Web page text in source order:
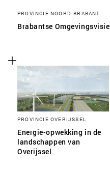
PROVINCIE NOORD-BRABANT
Brabantse Omgevingsvisie
PROVINCIE OVERIJSSEL
Energie-opwekking in de
landschappen van
Overijssel